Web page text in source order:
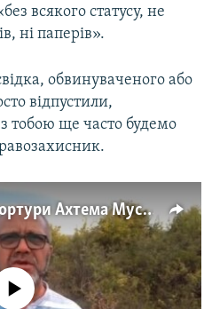
всякого статусу, не
ні паперів».
обвинуваченого або
відпустили,
ще часто будемо
Правозахисник про тортури Ахтема Мустафаєва у ФСБ
currently available